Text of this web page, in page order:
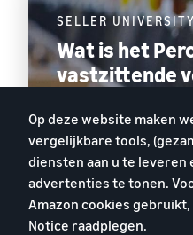
SELLER UNIVERSITY
Wat is het
vastzittende
Bekijken
Op deze website maken
vergelijkbare tools,
diensten aan u te leveren
advertenties te tonen.
Amazon cookies gebruikt,
Notice raadplegen.